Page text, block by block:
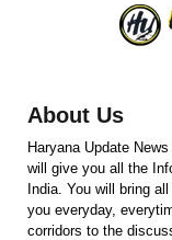
About Us
Haryana Update
will give you all the
India. You will bring
you everyday,
corridors to the